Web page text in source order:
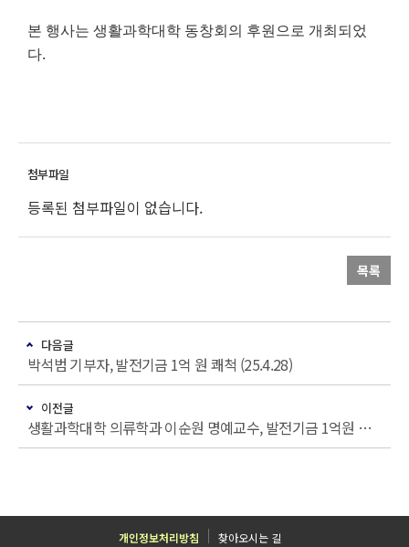
본 행사는 생활과학대학 동창회의 후원으로 개최되었
다.
등록된 첨부파일이 없습니다.
목록
다음글
박석범 기부자, 발전기금 1억 원 쾌척 (25.4.28)
이전글
생활과학대학 의류학과 이순원 명예교수, 발전기금 1억원 쾌척 (25.4.8)
개인정보처리방침 찾아오시는 길